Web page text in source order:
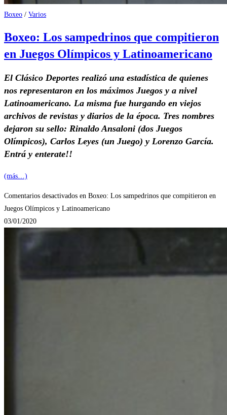
Boxeo / Varios
Boxeo: Los sampedrinos que compitieron
en Juegos Olímpicos y Latinoamericano
El Clásico Deportes realizó una estadística de quienes
nos representaron en los máximos Juegos y a nivel
Latinoamericano. La misma fue hurgando en viejos
archivos de revistas y diarios de la época. Tres nombres
dejaron su sello: Rinaldo Ansaloni (dos Juegos
Olímpicos), Carlos Leyes (un Juego) y Lorenzo García.
Entrá y enterate!!
(más…)
Comentarios desactivados en Boxeo: Los sampedrinos que compitieron en
Juegos Olímpicos y Latinoamericano
03/01/2020